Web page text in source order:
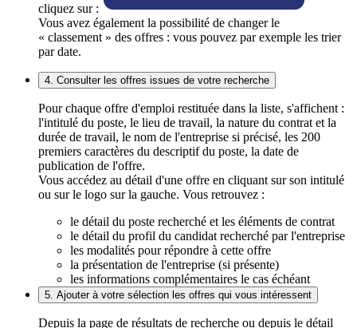
cliquez sur :
Vous avez également la possibilité de changer le
« classement » des offres : vous pouvez par exemple les trier
par date.
4. Consulter les offres issues de votre recherche
Pour chaque offre d'emploi restituée dans la liste, s'affichent :
l'intitulé du poste, le lieu de travail, la nature du contrat et la
durée de travail, le nom de l'entreprise si précisé, les 200
premiers caractères du descriptif du poste, la date de
publication de l'offre.
Vous accédez au détail d'une offre en cliquant sur son intitulé
ou sur le logo sur la gauche. Vous retrouvez :
le détail du poste recherché et les éléments de contrat
le détail du profil du candidat recherché par l'entreprise
les modalités pour répondre à cette offre
la présentation de l'entreprise (si présente)
les informations complémentaires le cas échéant
5. Ajouter à votre sélection les offres qui vous intéressent
Depuis la page de résultats de recherche ou depuis le détail